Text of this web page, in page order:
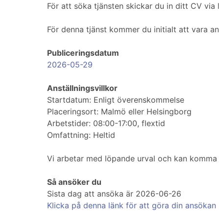
För att söka tjänsten skickar du in ditt CV
För denna tjänst kommer du initialt att vara
Publiceringsdatum
2026-05-29
Anställningsvillkor
Startdatum: Enligt överenskommelse
Placeringsort: Malmö eller Helsingborg
Arbetstider: 08:00-17:00, flextid
Omfattning: Heltid
Vi arbetar med löpande urval och kan
Så ansöker du
Sista dag att ansöka är 2026-06-26
Klicka på denna länk för att göra din ansökan